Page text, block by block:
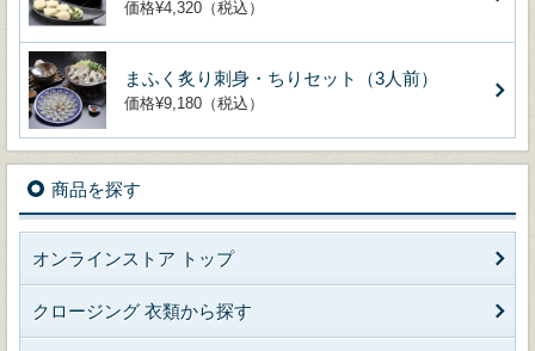
価格¥4,320（税込）
まふく炙り刺身・ちりセット（3人前）
価格¥9,180（税込）
商品を探す
オンラインストア トップ
クロージング 衣類から探す